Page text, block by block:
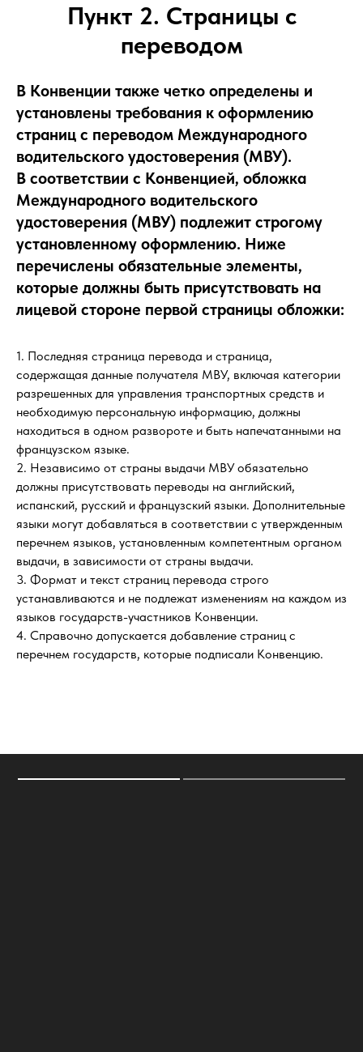
Пункт 2. Страницы с
переводом
В Конвенции также четко определены и
установлены требования к оформлению
страниц с переводом Международного
водительского удостоверения (МВУ).
В соответствии с Конвенцией, обложка
Международного водительского
удостоверения (МВУ) подлежит строгому
установленному оформлению. Ниже
перечислены обязательные элементы,
которые должны быть присутствовать на
лицевой стороне первой страницы обложки:
1. Последняя страница перевода и страница,
содержащая данные получателя МВУ, включая категории
разрешенных для управления транспортных средств и
необходимую персональную информацию, должны
находиться в одном развороте и быть напечатанными на
французском языке.
2. Независимо от страны выдачи МВУ обязательно
должны присутствовать переводы на английский,
испанский, русский и французский языки. Дополнительные
языки могут добавляться в соответствии с утвержденным
перечнем языков, установленным компетентным органом
выдачи, в зависимости от страны выдачи.
3. Формат и текст страниц перевода строго
устанавливаются и не подлежат изменениям на каждом из
языков государств-участников Конвенции.
4. Справочно допускается добавление страниц с
перечнем государств, которые подписали Конвенцию.